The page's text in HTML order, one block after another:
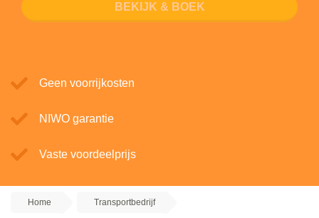
BEKIJK & BOEK
Geen voorrijkosten
NIWO garantie
Vaste voordeelprijs
Home Transportbedrijf